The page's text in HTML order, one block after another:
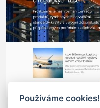
Používáme cookies!